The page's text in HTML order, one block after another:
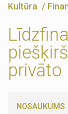
Kultūra
NOSAUKUMS